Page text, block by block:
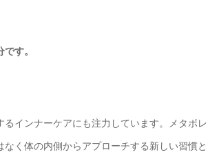
す。
インナーケアにも注力しています。メタボレ
く体の内側からアプローチする新しい習慣と